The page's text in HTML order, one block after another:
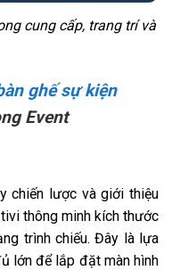
cung cấp, trang trí và
ghế sự kiện
Event
chiến lược và giới thiệu
thông minh kích thước
trình chiếu. Đây là lựa
lớn để lắp đặt màn hình